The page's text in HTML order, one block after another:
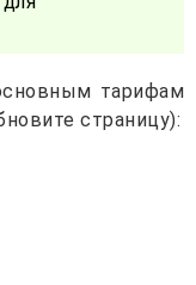
тарифам
страницу):